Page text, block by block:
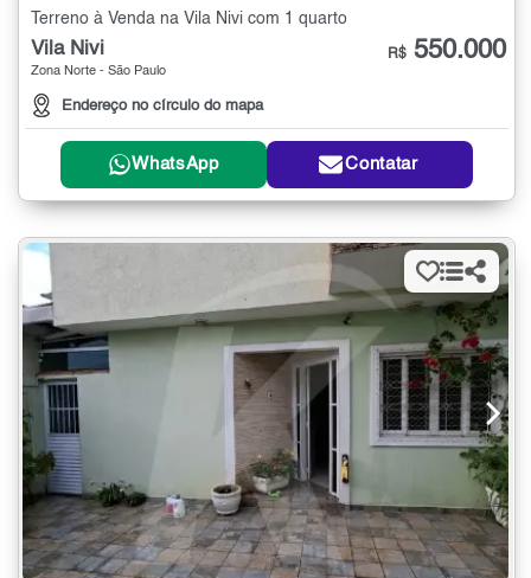
Terreno à Venda na Vila Nivi com 1 quarto
Vila Nivi
Zona Norte - São Paulo
Endereço no círculo do mapa
R$ 550.000
WhatsApp Contatar